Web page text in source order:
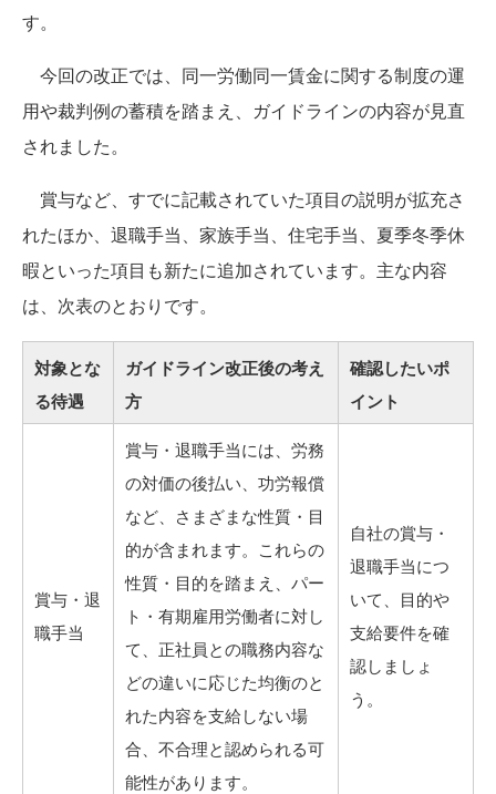
す。
今回の改正では、同一労働同一賃金に関する制度の運
用や裁判例の蓄積を踏まえ、ガイドラインの内容が見直
されました。
賞与など、すでに記載されていた項目の説明が拡充さ
れたほか、退職手当、家族手当、住宅手当、夏季冬季休
暇といった項目も新たに追加されています。主な内容
は、次表のとおりです。
対象とな
る待遇
ガイドライン改正後の考え
方
確認したいポ
イント
賞与・退
職手当
賞与・退職手当には、労務
の対価の後払い、功労報償
など、さまざまな性質・目
的が含まれます。これらの
性質・目的を踏まえ、パー
ト・有期雇用労働者に対し
て、正社員との職務内容な
どの違いに応じた均衡のと
れた内容を支給しない場
合、不合理と認められる可
能性があります。
自社の賞与・
退職手当につ
いて、目的や
支給要件を確
認しましょ
う。